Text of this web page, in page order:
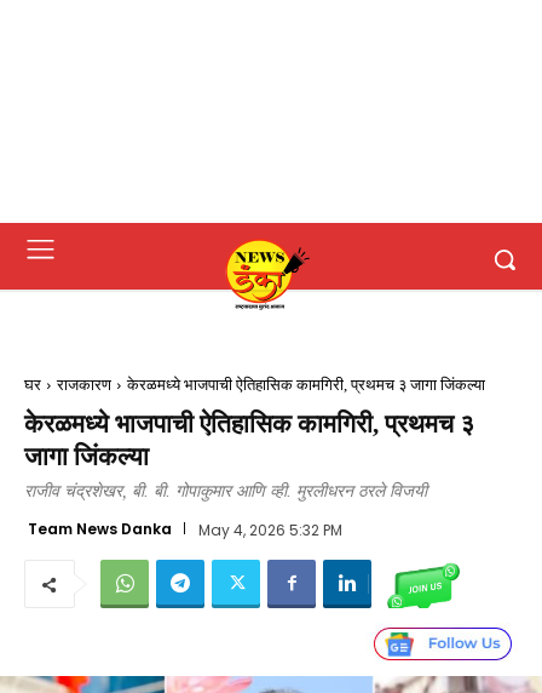
घर राजकारण केरळमध्ये भाजपाची ऐतिहासिक कामगिरी, प्रथमच ३ जागा जिंकल्या
केरळमध्ये भाजपाची ऐतिहासिक कामगिरी, प्रथमच ३
जागा जिंकल्या
राजीव चंद्रशेखर, बी. बी. गोपाकुमार आणि व्ही. मुरलीधरन ठरले विजयी
Team News Danka May 4, 2026 5:32 PM